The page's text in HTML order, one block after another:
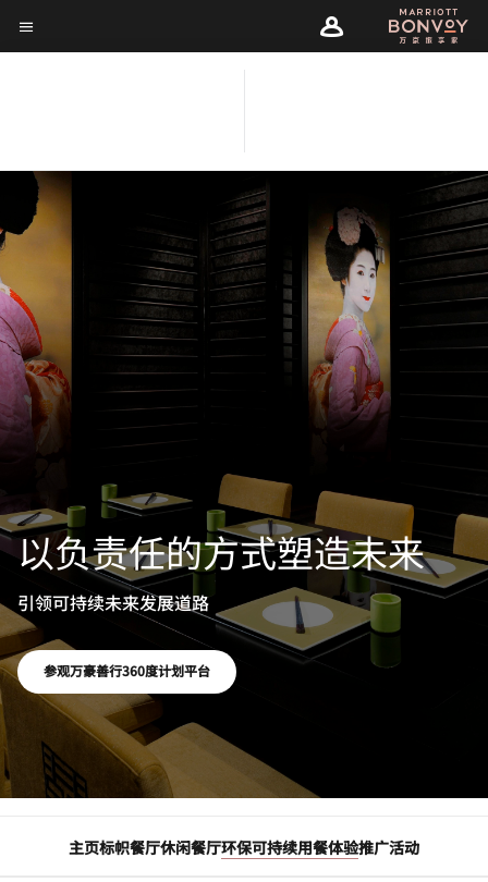
Skip
to菜单文本
以负责任的方式塑造未来
引领可持续未来发展道路
参观万豪善行360度计划平台
打开新窗口
主页标帜餐厅休闲餐厅环保可持续用餐体验推广活动